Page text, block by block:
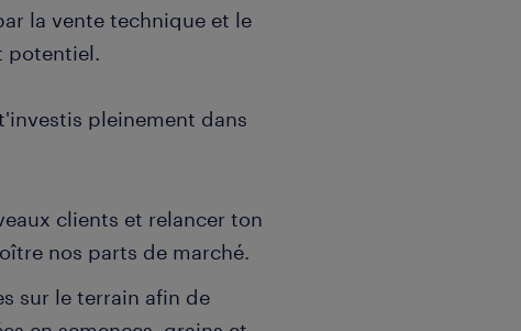
la vente technique et le
potentiel.
pleinement dans
clients et relancer ton
nos parts de marché.
sur le terrain afin de